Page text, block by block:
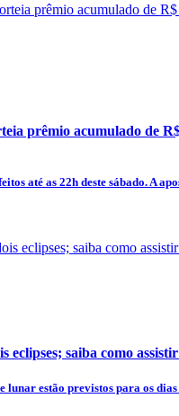
prêmio acumulado de
até as 22h deste sábado. A
eclipses; saiba como
lunar estão previstos para os